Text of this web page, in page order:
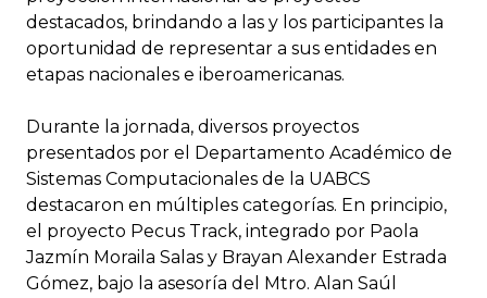
destacados, brindando a las y los participantes la
oportunidad de representar a sus entidades en
etapas nacionales e iberoamericanas.
Durante la jornada, diversos proyectos
presentados por el Departamento Académico de
Sistemas Computacionales de la UABCS
destacaron en múltiples categorías. En principio,
el proyecto Pecus Track, integrado por Paola
Jazmín Moraila Salas y Brayan Alexander Estrada
Gómez, bajo la asesoría del Mtro. Alan Saúl